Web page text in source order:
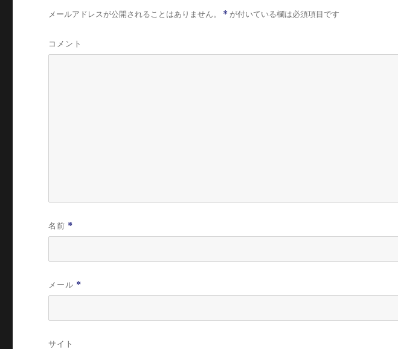
メールアドレスが公開されることはありません。 * が付いている欄は必須項目です
コメント
名前 *
メール *
サイト